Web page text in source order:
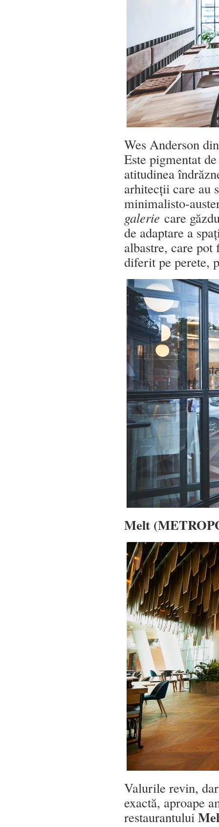
Wes Anderson
Este pigmentat
atitudinea
arhitecții care au
minimalisto-
galerie care
de adaptare a
albastre, care pot
diferit pe perete,
Melt
Valurile revin,
exactă, aproape
restaurantului